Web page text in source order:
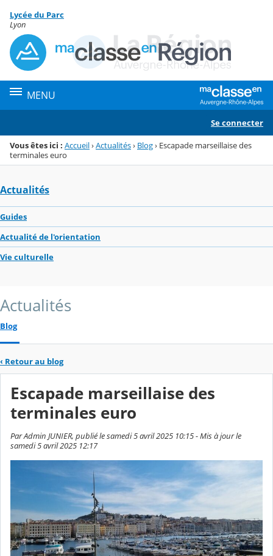
Menu de la rubrique
Contenu
Lycée du Parc
Lyon
MENU
Se connecter
Vous êtes ici : Accueil›Actualités› Blog› Escapade marseillaise des
terminales euro
Actualités
Guides
Actualité de l'orientation
Vie culturelle
Actualités
Blog
‹ Retour au blog
Escapade marseillaise des
terminales euro
Par Admin JUNIER, publié le samedi 5 avril 2025 10:15 - Mis à jour le
samedi 5 avril 2025 12:17